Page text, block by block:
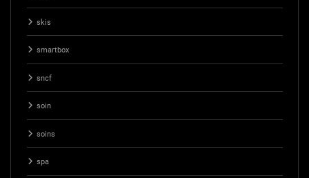
skis
smartbox
sncf
soin
soins
spa